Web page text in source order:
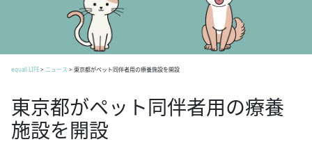
equall LIFE> ニュース > 東京都がペット同伴者用の療養施設を開設
東京都がペット同伴者用の療養
施設を開設